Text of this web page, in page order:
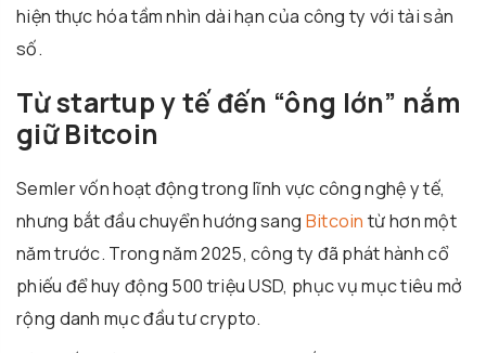
hiện thực hóa tầm nhìn dài hạn của công ty với tài sản
số.
Từ startup y tế đến “ông lớn” nắm
giữ Bitcoin
Semler vốn hoạt động trong lĩnh vực công nghệ y tế,
nhưng bắt đầu chuyển hướng sang Bitcointừ hơn một
năm trước. Trong năm 2025, công ty đã phát hành cổ
phiếu để huy động 500 triệu USD, phục vụ mục tiêu mở
rộng danh mục đầu tư crypto.